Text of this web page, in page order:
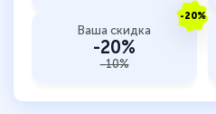
-20%
Ваша скидка
-20%
-10%